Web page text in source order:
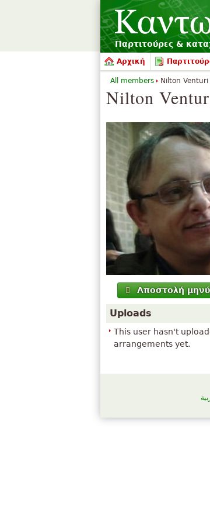
Παρτιτούρες &
Αρχική
Nilton
Αποστολή
Uploads
This user hasn't
arrangements yet.
All members Nilton Venturi